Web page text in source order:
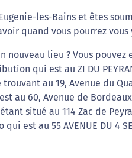
les-Bains et êtes
quand vous pourrez vous
nouveau lieu ? Vous pouvez
qui est au ZI DU
trouvant au 19, Avenue du
au 60, Avenue de
situé au 114 Zac de
qui est au 55 AVENUE DU 4